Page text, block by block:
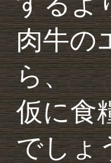
肉牛の
ら、
仮に食
でしょ